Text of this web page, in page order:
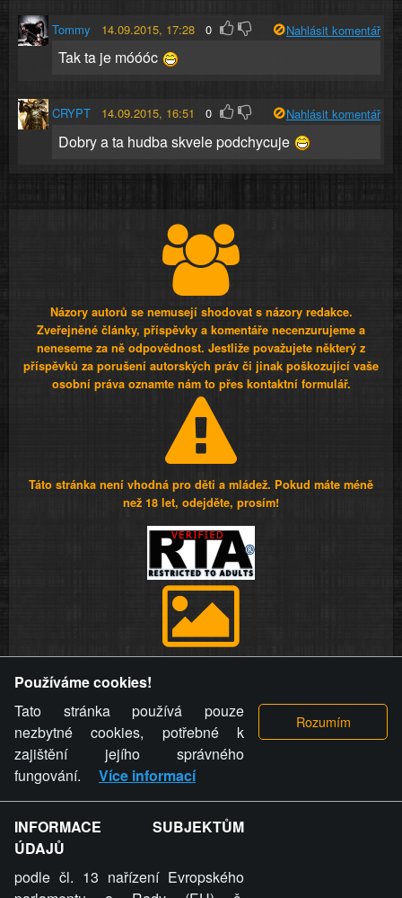
Tommy 14.09.2015, 17:28 0 Nahlásit komentář
Tak ta je móóóc
CRYPT 14.09.2015, 16:51 0 Nahlásit komentář
Dobry a ta hudba skvele podchycuje
Názory autorů se nemusejí shodovat s názory redakce.
Zveřejněné články, příspěvky a komentáře necenzurujeme a
neneseme za ně odpovědnost. Jestliže považujete některý z
příspěvků za porušení autorských práv či jinak poškozující vaše
osobní práva oznamte nám to přes kontaktní formulář.
Táto stránka není vhodná pro děti a mládež. Pokud máte méně
než 18 let, odejděte, prosím!
videa a komentáře. Osoba, které se toto opatření provozovatele
stránky týče, ani osoba, která umístila fotografii nebo video na
stránku, nemůže z důvodu odstranění fotografie, videa nebo
komentáře pro výše uvedenou okolnost uplatnit vůči
provozovateli stránky žádný nárok na náhradu škody nebo
nemajetkové újmy.
ZVRÁCENÝ.CZ - Svět není zvrácenej. To jen
ty lidi...
Používáme cookies!
Tato stránka používá pouze
nezbytné cookies, potřebné k
zajištění jejího správného
fungování.
Více informací
INFORMACE SUBJEKTŮM
ÚDAJŮ
podle čl. 13 nařízení Evropského